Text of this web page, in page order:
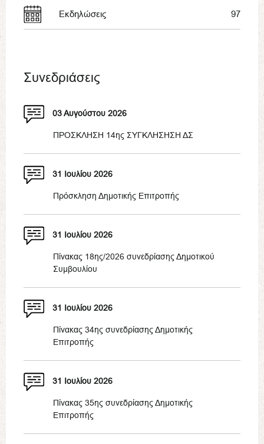
Εκδηλώσεις 97
Συνεδριάσεις
03 Αυγούστου 2026
ΠΡΟΣΚΛΗΣΗ 14ης ΣΥΓΚΛΗΣΗΣΗ ΔΣ
31 Ιουλίου 2026
Πρόσκληση Δημοτικής Επιτροπής
31 Ιουλίου 2026
Πίνακας 18ης/2026 συνεδρίασης Δημοτικού
Συμβουλίου
31 Ιουλίου 2026
Πίνακας 34ης συνεδρίασης Δημοτικής
Επιτροπής
31 Ιουλίου 2026
Πίνακας 35ης συνεδρίασης Δημοτικής
Επιτροπής